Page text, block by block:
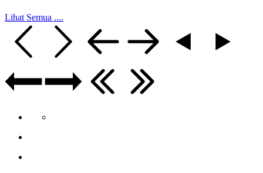
Lihat Semua ....